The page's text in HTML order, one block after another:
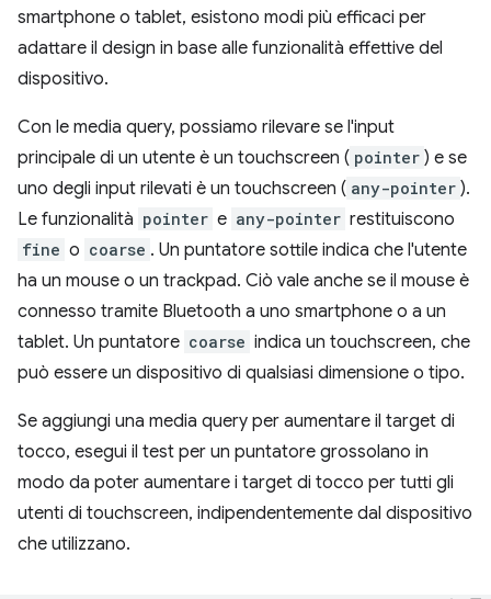
smartphone o tablet, esistono modi più efficaci per
adattare il design in base alle funzionalità effettive del
dispositivo.
Con le media query, possiamo rilevare se l'input
principale di un utente è un touchscreen ( pointer ) e se
uno degli input rilevati è un touchscreen ( any-pointer ).
Le funzionalità pointer e any-pointer restituiscono
fine o coarse . Un puntatore sottile indica che l'utente
ha un mouse o un trackpad. Ciò vale anche se il mouse è
connesso tramite Bluetooth a uno smartphone o a un
tablet. Un puntatore coarse indica un touchscreen, che
può essere un dispositivo di qualsiasi dimensione o tipo.
Se aggiungi una media query per aumentare il target di
tocco, esegui il test per un puntatore grossolano in
modo da poter aumentare i target di tocco per tutti gli
utenti di touchscreen, indipendentemente dal dispositivo
che utilizzano.